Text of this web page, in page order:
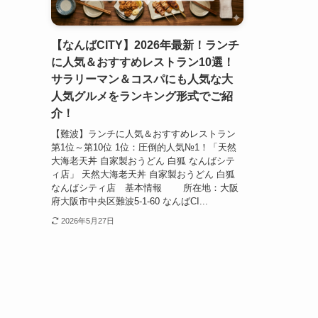
【なんばCITY】2026年最新！ランチ
に人気＆おすすめレストラン10選！
サラリーマン＆コスパにも人気な大
人気グルメをランキング形式でご紹
介！
【難波】ランチに人気＆おすすめレストラン
第1位～第10位 1位：圧倒的人気№1！「天然
大海老天丼 自家製おうどん 白狐 なんばシテ
ィ店」 天然大海老天丼 自家製おうどん 白狐
なんばシティ店 基本情報 所在地：大阪
府大阪市中央区難波5-1-60 なんばCI...
2026年5月27日